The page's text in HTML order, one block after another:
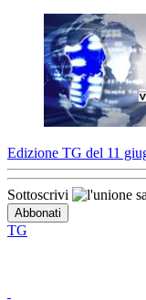
Edizione TG del 11
Sottoscrivi
TG